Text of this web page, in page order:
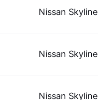
Nissan Skyline
Nissan Skyline
Nissan Skyline